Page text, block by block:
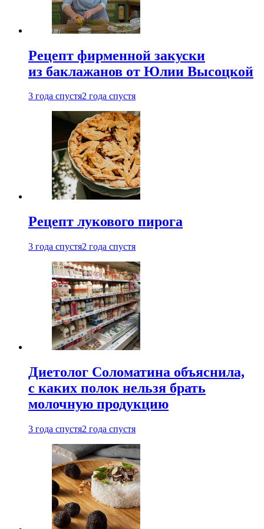
Рецепт фирменной закуски
из баклажанов от Юлии Высоцкой
3 года спустя2 года спустя
Рецепт лукового пирога
3 года спустя2 года спустя
Диетолог Соломатина объяснила,
с каких полок нельзя брать
молочную продукцию
3 года спустя2 года спустя